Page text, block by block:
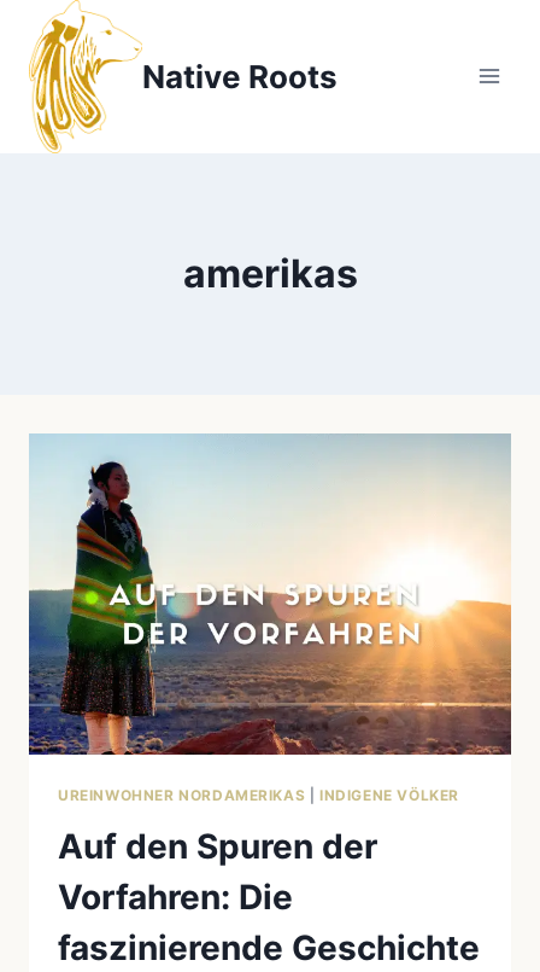
Inhalt
springen
Native Roots
amerikas
UREINWOHNER NORDAMERIKAS |INDIGENE VÖLKER
Auf den Spuren der
Vorfahren: Die
faszinierende Geschichte